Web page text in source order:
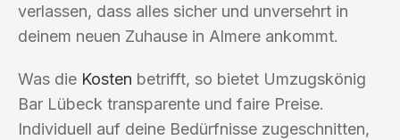
verlassen, dass alles sicher und unversehrt in
deinem neuen Zuhause in Almere ankommt.
Was die Kosten betrifft, so bietet Umzugskönig
Bar Lübeck transparente und faire Preise.
Individuell auf deine Bedürfnisse zugeschnitten,